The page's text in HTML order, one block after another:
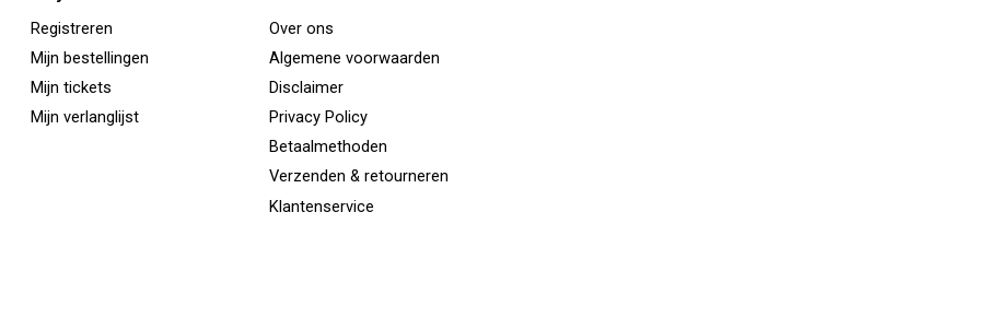
Registreren
Mijn bestellingen
Mijn tickets
Mijn verlanglijst
Over ons
Algemene voorwaarden
Disclaimer
Privacy Policy
Betaalmethoden
Verzenden & retourneren
Klantenservice